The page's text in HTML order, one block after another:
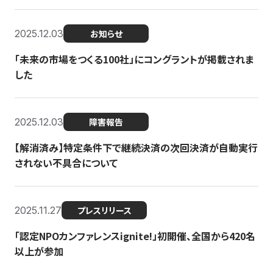
2025.12.03 お知らせ
「未来の市場をつくる100社」にコングラントが掲載されま
した
2025.12.03 障害報告
【解消済み】特定条件下で継続決済の次回決済が自動実行
されない不具合について
2025.11.27 プレスリリース
「認定NPOカンファレンスignite!」初開催、全国から420名
以上が参加